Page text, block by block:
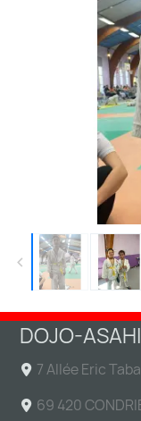
DOJO-ASAHI
7 Allée Eric
69 420